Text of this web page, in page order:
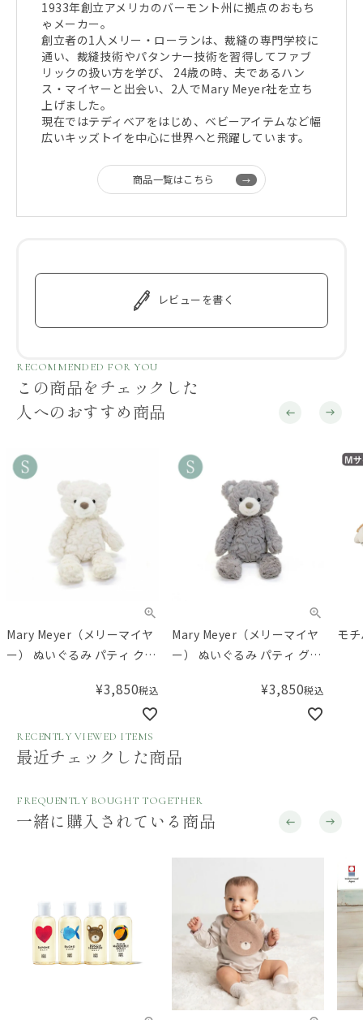
1933年創立アメリカのバーモント州に拠点のおもち
ゃメーカー。
創立者の1人メリー・ローランは、裁縫の専門学校に
通い、裁縫技術やパタンナー技術を習得してファブ
リックの扱い方を学び、 24歳の時、夫であるハン
ス・マイヤーと出会い、2人でMary Meyer社を立ち
上げました。
現在ではテディベアをはじめ、ベビーアイテムなど幅
広いキッズトイを中心に世界へと飛躍しています。
商品一覧はこちら
レビューを書く
RECOMMENDED FOR YOU
この商品をチェックした
人へのおすすめ商品
Mary Meyer（メリーマイヤ
ー） ぬいぐるみ パティ クリ
¥3,850税込
Mary Meyer（メリーマイヤ
ー） ぬいぐるみ パティ グレ
¥3,850税込
モ
RECENTLY VIEWED ITEMS
最近チェックした商品
FREQUENTLY BOUGHT TOGETHER
一緒に購入されている商品